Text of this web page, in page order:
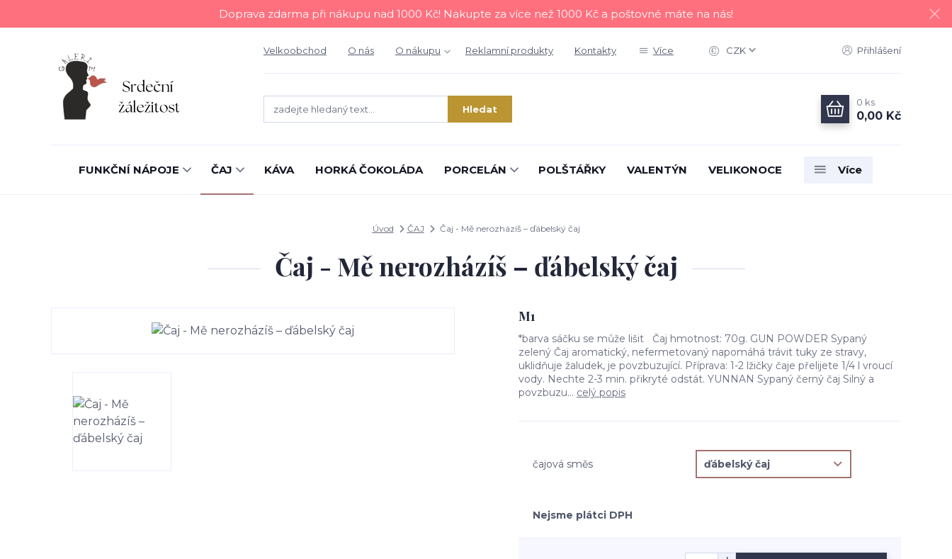
Doprava zdarma při nákupu nad 1000 Kč! Nakupte za více než 1000 Kč a poštovné máte na nás!
Velkoobchod O nás O nákupu Reklamní produkty Kontakty Více CZK Přihlášení
Hledat
0 ks
0,00 Kč
FUNKČNÍ NÁPOJE ČAJ KÁVA HORKÁ ČOKOLÁDA PORCELÁN POLŠTÁŘKY VALENTÝN VELIKONOCE Více
Úvod ČAJ Čaj - Mě nerozházíš – ďábelský čaj
Čaj - Mě nerozházíš – ďábelský čaj
M1
*barva sáčku se může lišit Čaj hmotnost: 70g. GUN POWDER Sypaný
zelený Čaj aromatický, nefermetovaný napomáhá trávit tuky ze stravy,
uklidňuje žaludek, je povzbuzující. Příprava: 1-2 lžičky čaje přelijete 1/4 l vroucí
vody. Nechte 2-3 min. přikryté odstát. YUNNAN Sypaný černý čaj Silný a
povzbuzu... celý popis
čajová směs
Nejsme plátci DPH